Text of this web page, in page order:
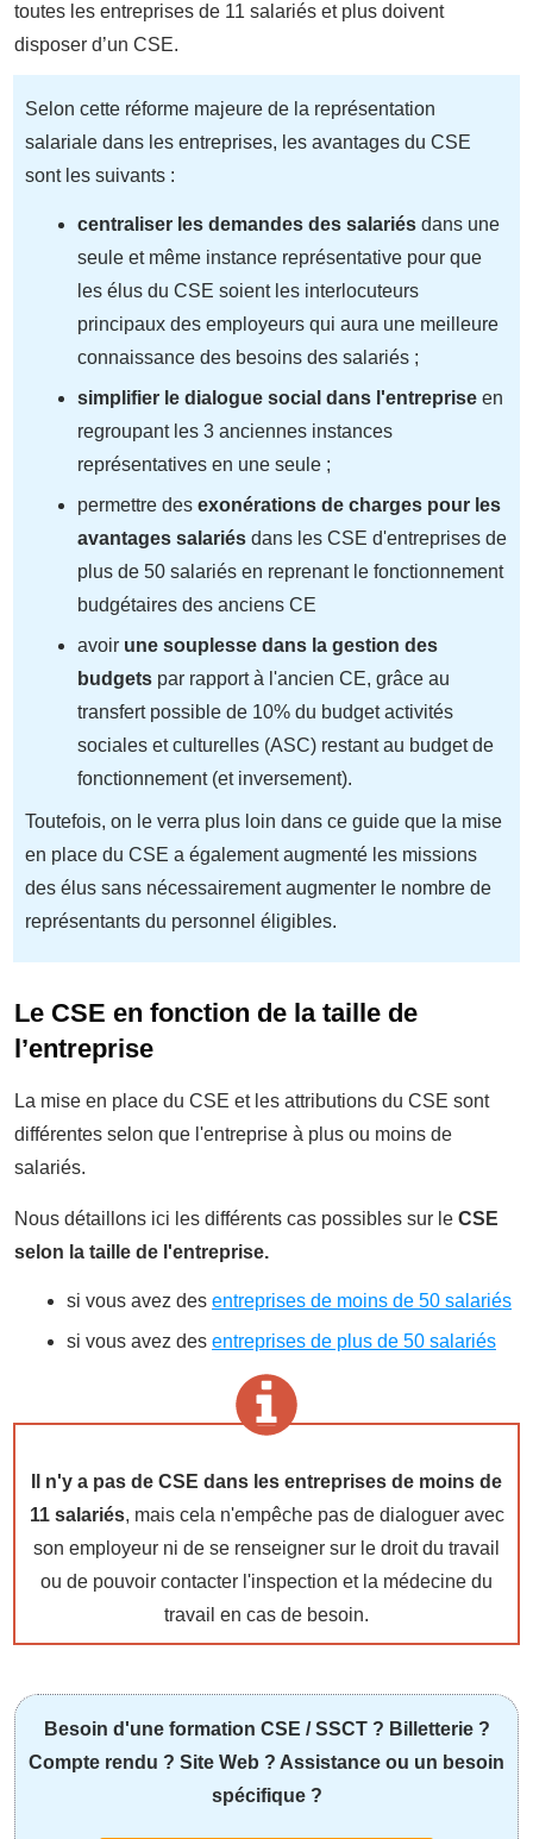
toutes les entreprises de 11 salariés et plus doivent
disposer d’un CSE.
Selon cette réforme majeure de la représentation
salariale dans les entreprises, les avantages du CSE
sont les suivants :
centraliser les demandes des salariés dans une
seule et même instance représentative pour que
les élus du CSE soient les interlocuteurs
principaux des employeurs qui aura une meilleure
connaissance des besoins des salariés ;
simplifier le dialogue social dans l'entreprise en
regroupant les 3 anciennes instances
représentatives en une seule ;
permettre des exonérations de charges pour les
avantages salariés dans les CSE d'entreprises de
plus de 50 salariés en reprenant le fonctionnement
budgétaires des anciens CE
avoir une souplesse dans la gestion des
budgets par rapport à l'ancien CE, grâce au
transfert possible de 10% du budget activités
sociales et culturelles (ASC) restant au budget de
fonctionnement (et inversement).
Toutefois, on le verra plus loin dans ce guide que la mise
en place du CSE a également augmenté les missions
des élus sans nécessairement augmenter le nombre de
représentants du personnel éligibles.
Le CSE en fonction de la taille de
l’entreprise
La mise en place du CSE et les attributions du CSE sont
différentes selon que l'entreprise à plus ou moins de
salariés.
Nous détaillons ici les différents cas possibles sur le CSE
selon la taille de l'entreprise.
si vous avez des entreprises de moins de 50 salariés
si vous avez des entreprises de plus de 50 salariés
Il n'y a pas de CSE dans les entreprises de moins de
11 salariés, mais cela n'empêche pas de dialoguer avec
son employeur ni de se renseigner sur le droit du travail
ou de pouvoir contacter l'inspection et la médecine du
travail en cas de besoin.
Besoin d'une formation CSE / SSCT ? Billetterie ?
Compte rendu ? Site Web ? Assistance ou un besoin
spécifique ?